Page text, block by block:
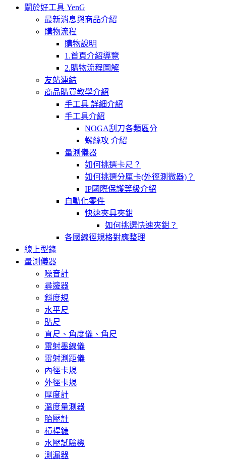
關於好工具 YenG
最新消息與商品介紹
購物流程
購物說明
1.首頁介紹導覽
2.購物流程圖解
友站連結
商品購買教學介紹
手工具 詳細介紹
手工具介紹
NOGA刮刀各類區分
螺絲攻 介紹
量測儀器
如何挑選卡尺？
如何挑選分厘卡(外徑測微器)？
IP國際保護等級介紹
自動化零件
快速夾具夾鉗
如何挑選快速夾鉗？
各國線徑規格對應整理
線上型錄
量測儀器
噪音計
尋邊器
斜度規
水平尺
貼尺
直尺、角度儀、角尺
雷射墨線儀
雷射測距儀
內徑卡規
外徑卡規
厚度計
溫度量測器
胎壓計
槓桿錶
水壓試驗機
測漏器